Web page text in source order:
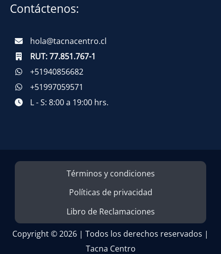
Contáctenos:
hola@tacnacentro.cl
RUT:77.851.767-1
+51940856682
+51997059571
L - S: 8:00 a 19:00 hrs.
Términos y condiciones
Políticas de privacidad
Libro de Reclamaciones
Copyright © 2026 | Todos los derechos reservados |
Tacna Centro